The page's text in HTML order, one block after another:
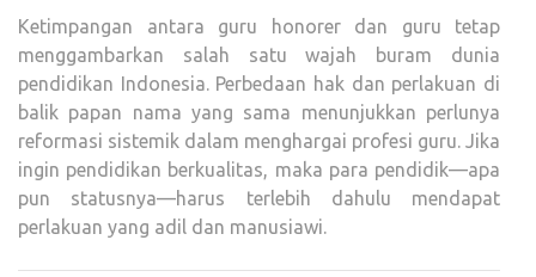
Ketimpangan antara guru honorer dan guru tetap
menggambarkan salah satu wajah buram dunia
pendidikan Indonesia. Perbedaan hak dan perlakuan di
balik papan nama yang sama menunjukkan perlunya
reformasi sistemik dalam menghargai profesi guru. Jika
ingin pendidikan berkualitas, maka para pendidik—apa
pun statusnya—harus terlebih dahulu mendapat
perlakuan yang adil dan manusiawi.